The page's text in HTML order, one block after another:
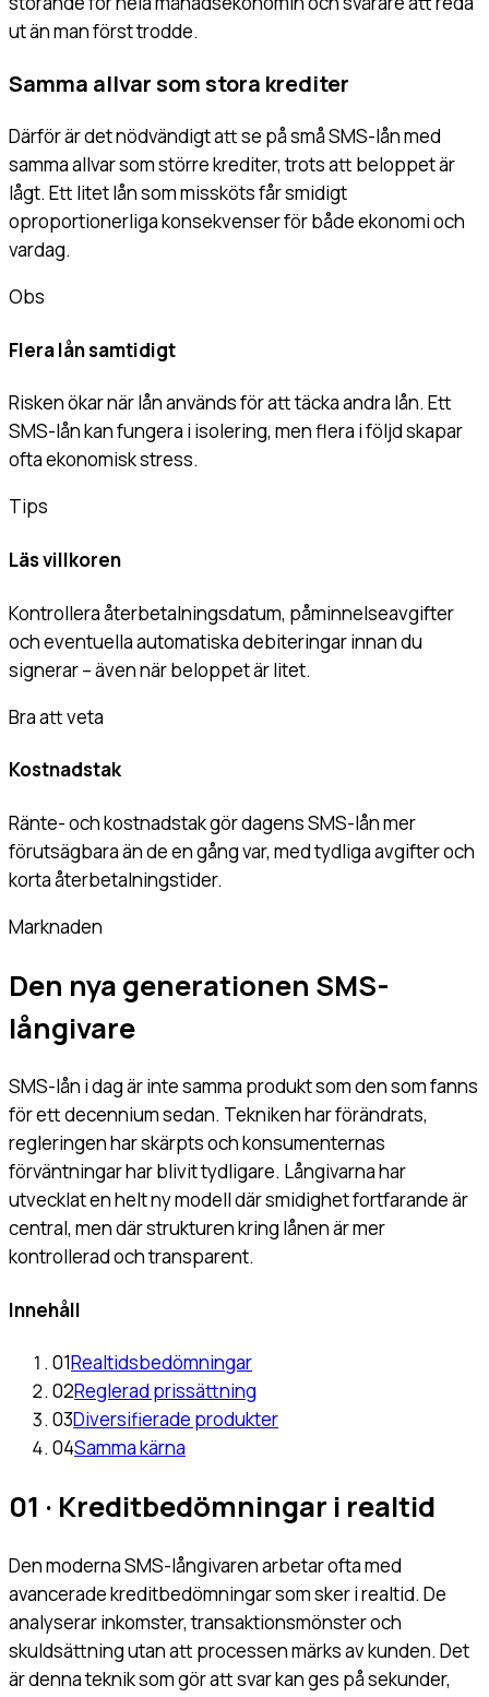
ut än man först trodde.
Samma allvar som stora krediter
Därför är det nödvändigt att se på små SMS-lån med
samma allvar som större krediter, trots att beloppet är
lågt. Ett litet lån som missköts får smidigt
oproportionerliga konsekvenser för både ekonomi och
vardag.
Obs
Flera lån samtidigt
Risken ökar när lån används för att täcka andra lån. Ett
SMS-lån kan fungera i isolering, men flera i följd skapar
ofta ekonomisk stress.
Tips
Läs villkoren
Kontrollera återbetalningsdatum, påminnelseavgifter
och eventuella automatiska debiteringar innan du
signerar – även när beloppet är litet.
Bra att veta
Kostnadstak
Ränte- och kostnadstak gör dagens SMS-lån mer
förutsägbara än de en gång var, med tydliga avgifter och
korta återbetalningstider.
Marknaden
Den nya generationen SMS-
långivare
SMS-lån i dag är inte samma produkt som den som fanns
för ett decennium sedan. Tekniken har förändrats,
regleringen har skärpts och konsumenternas
förväntningar har blivit tydligare. Långivarna har
utvecklat en helt ny modell där smidighet fortfarande är
central, men där strukturen kring lånen är mer
kontrollerad och transparent.
Innehåll
01Realtidsbedömningar
02Reglerad prissättning
03Diversifierade produkter
04Samma kärna
01 · Kreditbedömningar i realtid
Den moderna SMS-långivaren arbetar ofta med
avancerade kreditbedömningar som sker i realtid. De
analyserar inkomster, transaktionsmönster och
skuldsättning utan att processen märks av kunden. Det
är denna teknik som gör att svar kan ges på sekunder,